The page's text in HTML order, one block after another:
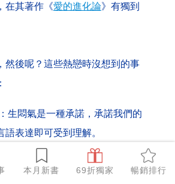
本月新書 69折獨家 暢銷排行
在其著作《愛的進化論》有獨到
然後呢？這些熱戀時沒想到的事
生悶氣是一種承諾，承諾我們的
語表達即可受到理解。
要：現代社會的期望是夫妻一切